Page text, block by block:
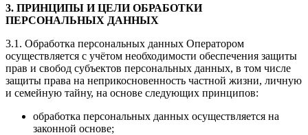
3. ПРИНЦИПЫ И ЦЕЛИ ОБРАБОТКИ
ПЕРСОНАЛЬНЫХ ДАННЫХ
3.1. Обработка персональных данных Оператором
осуществляется с учётом необходимости обеспечения защиты
прав и свобод субъектов персональных данных, в том числе
защиты права на неприкосновенность частной жизни, личную
и семейную тайну, на основе следующих принципов:
обработка персональных данных осуществляется на
законной основе;